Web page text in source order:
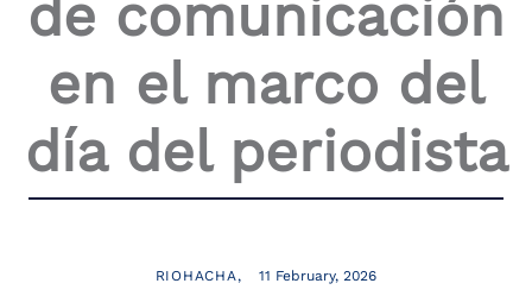
de comunicación
en el marco del
día del periodista
RIOHACHA 11 February, 2026